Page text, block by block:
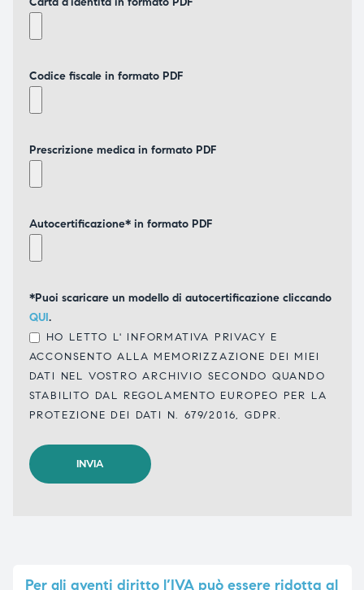
Codice fiscale in formato PDF
Prescrizione medica in formato PDF
Autocertificazione* in formato PDF
*Puoi scaricare un modello di autocertificazione cliccando
QUI.
HO LETTO L' INFORMATIVA PRIVACY E
ACCONSENTO ALLA MEMORIZZAZIONE DEI MIEI
DATI NEL VOSTRO ARCHIVIO SECONDO QUANDO
STABILITO DAL REGOLAMENTO EUROPEO PER LA
PROTEZIONE DEI DATI N. 679/2016, GDPR.
Pergli aventi diritto l’IVA può essere ridotta al